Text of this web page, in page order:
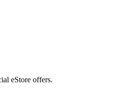
eStore offers.